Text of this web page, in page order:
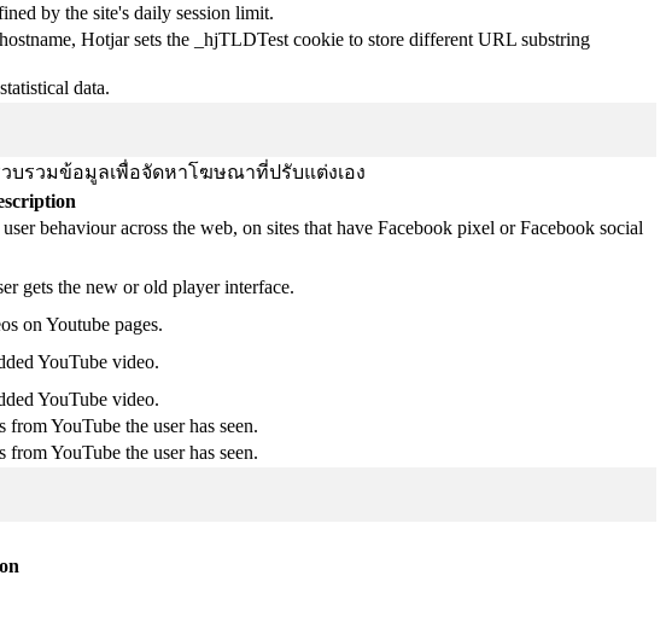
by the site's daily session limit.
Hotjar sets the _hjTLDTest cookie to store different URL substring
data.
บรวมข้อมูลเพื่อจัดหาโฆษณาที่ปรับแต่งเอง
behaviour across the web, on sites that have Facebook pixel or Facebook social
gets the new or old player interface.
on Youtube pages.
YouTube video.
YouTube video.
YouTube the user has seen.
YouTube the user has seen.